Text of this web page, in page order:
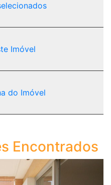
Imóvel
do Imóvel
Encontrados